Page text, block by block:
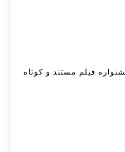
فیلم مستند و کوتاه